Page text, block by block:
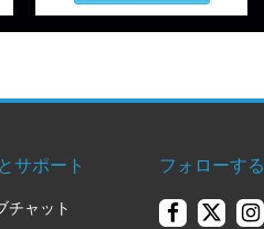
サポート
チャット
フォローする